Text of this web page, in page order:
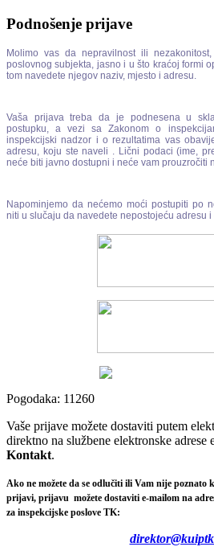
Podnošenje prijave
Molimo vas da nepravilnost ili
poslovnog subjekta, jasno i u što kraćoj formi
tom navedete njegov naziv, mjesto i adresu.
Vaša prijava treba da je podnesena u
postupku, a vezi sa Zakonom o
inspekcijski nadzor i o rezultatima vas
adresu, koju ste naveli . Lični podaci (ime,
neće biti javno dostupni i neće vam prouzročiti
Napominjemo da nećemo moći postupiti po
niti u slučaju da navedete nepostojeću adresu
Pogodaka: 11260
Vaše prijave možete dostaviti putem
direktno na službene elektronske adrese
Kontakt.
Ako ne možete da se odlučiti ili Vam nije poznato
prijavi, prijavu možete dostaviti e-mailom na
za inspekcijske poslove TK: